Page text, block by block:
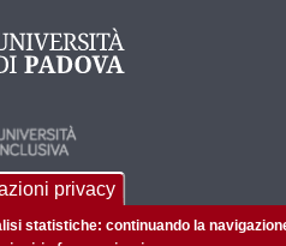
privacy
statistiche: continuando la